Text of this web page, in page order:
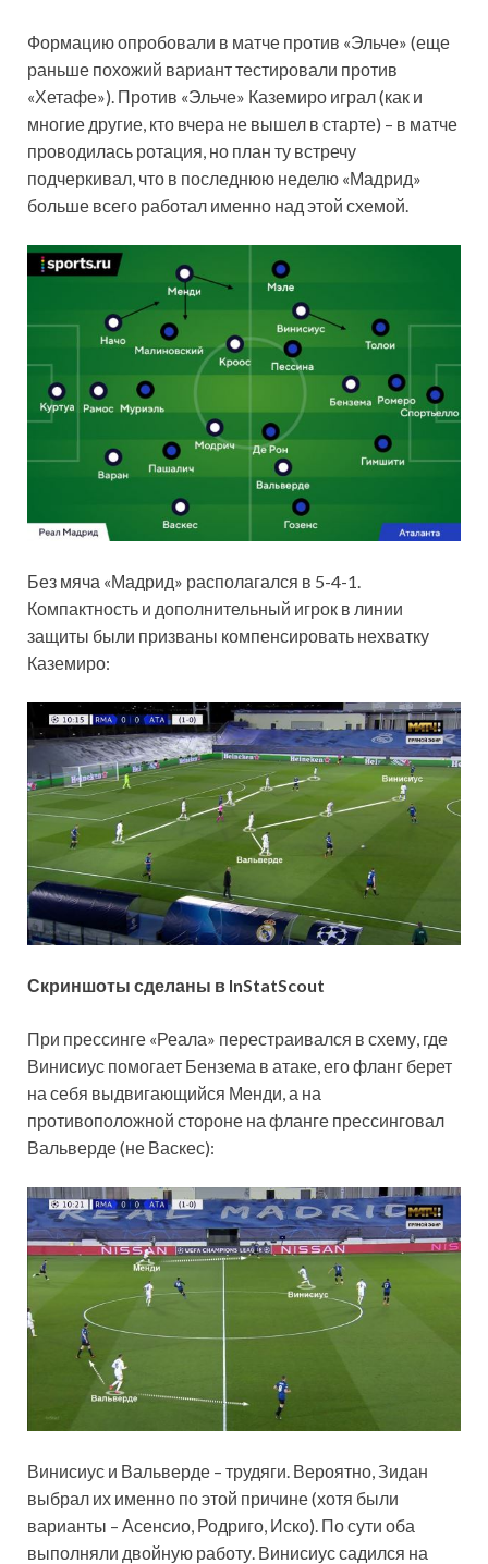
Формацию опробовали в матче против «Эльче» (еще
раньше похожий вариант тестировали против
«Хетафе»). Против «Эльче» Каземиро играл (как и
многие другие, кто вчера не вышел в старте) – в матче
проводилась ротация, но план ту встречу
подчеркивал, что в последнюю неделю «Мадрид»
больше всего работал именно над этой схемой.
Без мяча «Мадрид» располагался в 5-4-1.
Компактность и дополнительный игрок в линии
защиты были призваны компенсировать нехватку
Каземиро:
Скриншоты сделаны в InStatScout
При прессинге «Реала» перестраивался в схему, где
Винисиус помогает Бензема в атаке, его фланг берет
на себя выдвигающийся Менди, а на
противоположной стороне на фланге прессинговал
Вальверде (не Васкес):
Винисиус и Вальверде – трудяги. Вероятно, Зидан
выбрал их именно по этой причине (хотя были
варианты – Асенсио, Родриго, Иско). По сути оба
выполняли двойную работу. Винисиус садился на